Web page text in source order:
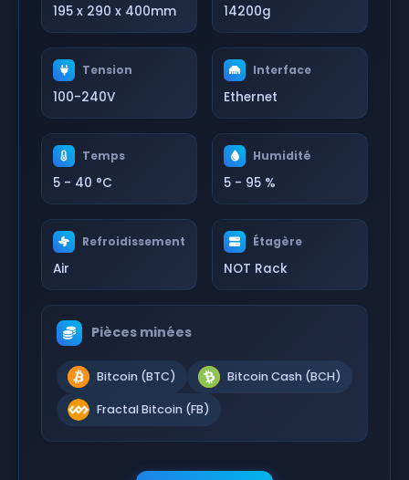
195 x 290 x 400mm 14200g
Tension
100-240V
Interface
Ethernet
Temps
5 - 40 °C
Humidité
5 - 95 %
Refroidissement
Air
Étagère
NOT Rack
Pièces minées
Bitcoin (BTC) Bitcoin Cash (BCH)
Fractal Bitcoin (FB)